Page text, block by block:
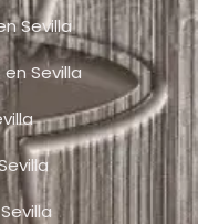
Sevilla
Sevilla